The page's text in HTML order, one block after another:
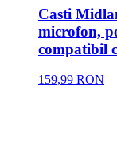
Casti
microfon,
compatibil
159,99 RON